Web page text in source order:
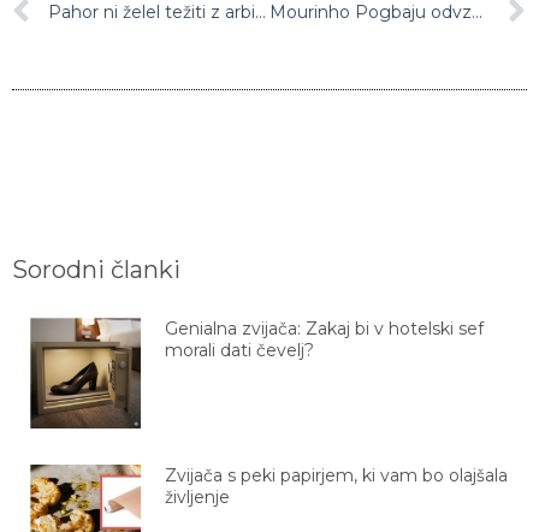
Pahor ni želel težiti z arbitražno razsodbo Mourinho Pogbaju odvzel kapetanski trak Manchester Uniteda
Sorodni članki
Genialna zvijača: Zakaj bi v hotelski sef
morali dati čevelj?
Zvijača s peki papirjem, ki vam bo olajšala
življenje